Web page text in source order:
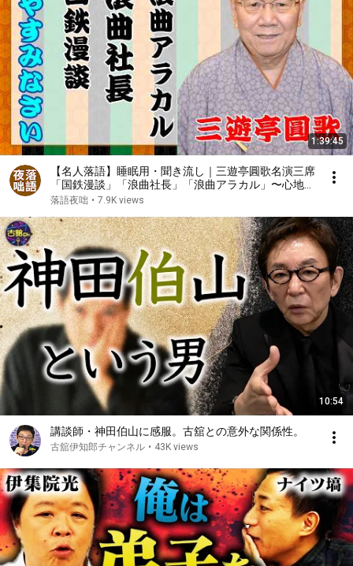
1:39:45
【名人落語】睡眠用・聞き流し｜三遊亭圓歌名演三席
「国鉄漫談」「浪曲社長」「浪曲アラカル」〜心地よ
い語りでぐっすり〜
落語夜咄 • 7.9K views
10:54
講談師・神田伯山に感服。古舘との意外な関係性。
古舘伊知郎チャンネル • 43K views